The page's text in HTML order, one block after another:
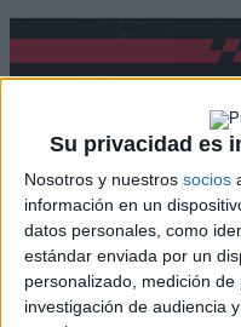
Su privacidad es
Nosotros y nuestros socios
información en un
datos personales, como
estándar enviada por un
personalizado, medición de
investigación de audiencia
Rallyes